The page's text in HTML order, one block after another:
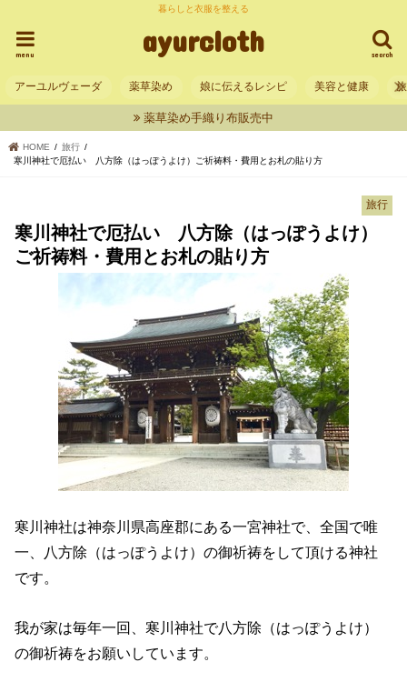
暮らしと衣服を整える
ayurcloth search
menu
アーユルヴェーダ 薬草染め 娘に伝えるレシピ 美容と健康
薬草染め手織り布販売中
HOME
旅行
寒川神社で厄払い 八方除（はっぽうよけ）ご祈祷料・費用とお札の貼り方
旅行
寒川神社で厄払い 八方除（はっぽうよけ）
ご祈祷料・費用とお札の貼り方
寒川神社は神奈川県高座郡にある一宮神社で、全国で唯
一、八方除（はっぽうよけ）の御祈祷をして頂ける神社
です。
我が家は毎年一回、寒川神社で八方除（はっぽうよけ）
の御祈祷をお願いしています。